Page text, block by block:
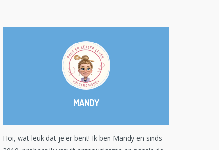
MANDY
Hoi, wat leuk dat je er bent! Ik ben Mandy en sinds